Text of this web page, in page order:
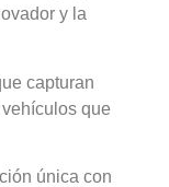
y la
capturan
que
única con